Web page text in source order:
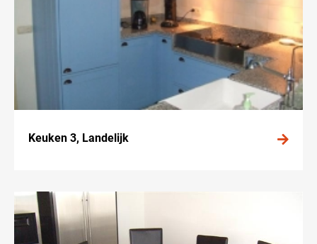
Keuken 3, Landelijk